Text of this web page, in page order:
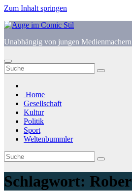
Zum Inhalt springen
Unabhängig von jungen Medienmachern
Home
Gesellschaft
Kultur
Politik
Sport
Weltenbummler
Schlagwort: